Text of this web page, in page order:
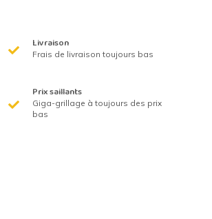
Livraison
Frais de livraison toujours bas
Prix saillants
Giga-grillage à toujours des prix
bas